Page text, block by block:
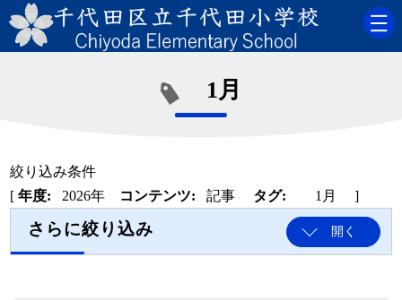
1月
絞り込み条件
[年度: 2026年 コンテンツ: 記事 タグ: 1月 ]
さらに絞り込み 開く